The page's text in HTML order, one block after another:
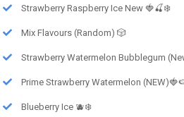
Strawberry Raspberry Ice New 🍓🍒❄️
Mix Flavours (Random) 🎲
Strawberry Watermelon Bubblegum
Prime Strawberry Watermelon
Blueberry Ice 🫐❄️